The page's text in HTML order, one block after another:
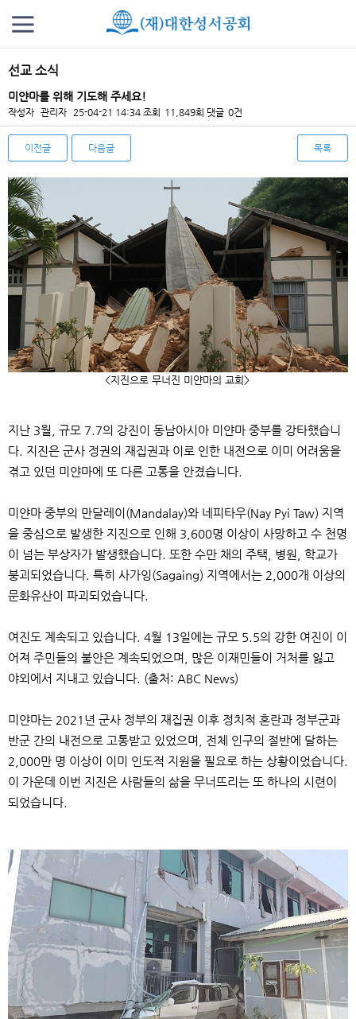
선교 소식
미얀마를 위해 기도해 주세요!
작성자 관리자 25-04-21 14:34 조회 11,849회 댓글 0건
이전글 다음글 목록
본문
<지진으로 무너진 미얀마의 교회>
지난 3월 규모 7.7의 강진이 동남아시아 미얀마 중부를 강타했습니
다
지진은 군사 정권의 재집권과 이로 인한 내전으로 이미 어려움을
겪고 있던 미얀마에 또 다른 고통을 안겼습니다
미얀마 중부의 만달레이 (Mandalay)와 네피타우(Nay Pyi Taw) 지역
을 중심으로 발생한 지진으로 인해 3,600명 이상이 사망하고 수 천명
이 넘는 부상자가 발생했습니다
또한 수만 채의 주택 병원
학교가
붕괴되었습니다 특히 사가잉(Sagaing) 지역에서는 2,000개 이상의
문화유산이 파괴되었습니다
여진도 계속되고 있습니다 . 4월 13일에는 규모 5.5의 강한 여진이 이
어져 주민들의 불안은 계속되었으며
많은 이재민들이 거처를 잃고
야외에서 지내고 있습니다 . (출처 : ABC News)
미얀마는 2021 년 군사 정부의 재집권 이후 정치적 혼란과 정부군과
반군 간의 내전으로 고통받고 있었으며
전체 인구의 절반에 달하는
2,000만 명 이상이 이미 인도적 지원을 필요로 하는 상황이었습니다
이 가운데 이번 지진은 사람들의 삶을 무너뜨리는 또 하나의 시련이
되었습니다